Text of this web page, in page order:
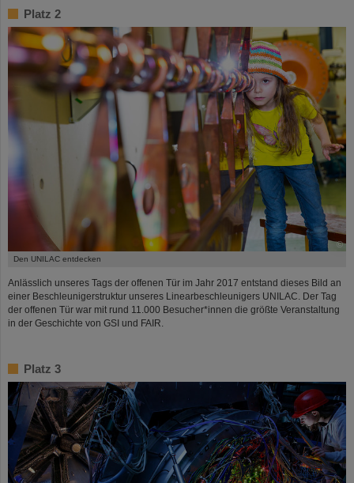
Platz 2
©
Den UNILAC entdecken
Anlässlich unseres Tags der offenen Tür im Jahr 2017 entstand dieses Bild an
einer Beschleunigerstruktur unseres Linearbeschleunigers UNILAC. Der Tag
der offenen Tür war mit rund 11.000 Besucher*innen die größte Veranstaltung
in der Geschichte von GSI und FAIR.
Platz 3